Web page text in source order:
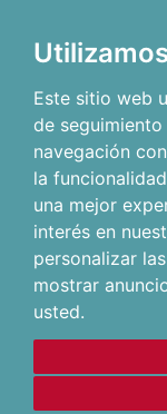
Este sitio web
de
navegación
la
una mejor
interés en
personalizar
mostrar
usted.